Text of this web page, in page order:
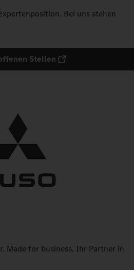
Bei uns stehen
Stellen
Made for business. Ihr Partner in